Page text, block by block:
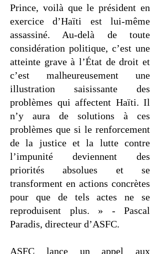
Prince, voilà que le président en
exercice d’Haïti est lui-même
assassiné. Au-delà de toute
considération politique, c’est une
atteinte grave à l’État de droit et
c’est malheureusement une
illustration saisissante des
problèmes qui affectent Haïti. Il
n’y aura de solutions à ces
problèmes que si le renforcement
de la justice et la lutte contre
l’impunité deviennent des
priorités absolues et se
transforment en actions concrètes
pour que de tels actes ne se
reproduisent plus. » - Pascal
Paradis, directeur d’ASFC.
ASFC lance un appel aux